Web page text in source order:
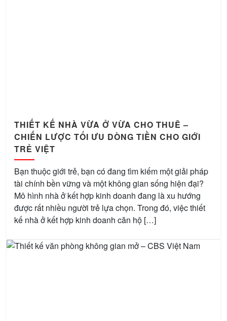
THIẾT KẾ NHÀ VỪA Ở VỪA CHO THUÊ –
CHIẾN LƯỢC TỐI ƯU DÒNG TIỀN CHO GIỚI
TRẺ VIỆT
Bạn thuộc giới trẻ, bạn có đang tìm kiếm một giải pháp
tài chính bền vững và một không gian sống hiện đại?
Mô hình nhà ở kết hợp kinh doanh đang là xu hướng
được rất nhiều người trẻ lựa chọn. Trong đó, việc thiết
kế nhà ở kết hợp kinh doanh căn hộ […]